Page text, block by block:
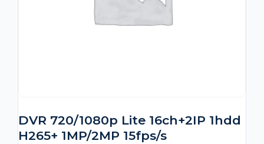
DVR 720/1080p Lite 16ch+2IP 1hdd
H265+ 1MP/2MP 15fps/s